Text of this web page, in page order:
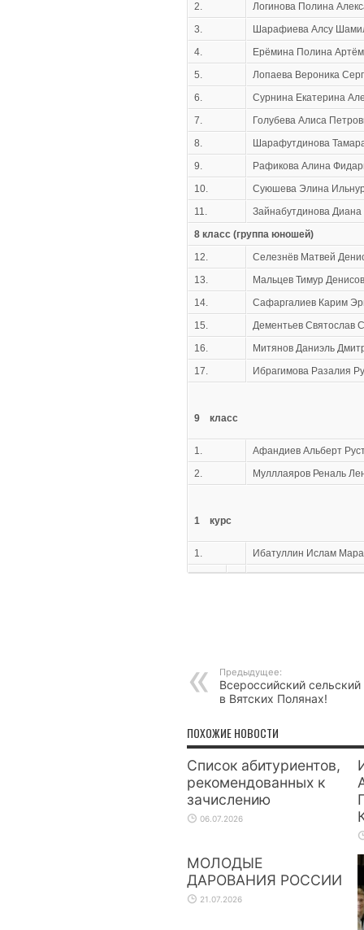
2.
Логинова Полина
3.
Шарафиева Алсу
4.
Ерёмина Полина
5.
Лопаева Вероника
6.
Сурнина Екатерина
7.
Голубева Алиса
8.
Шарафутдинова
9.
Рафикова Алина
10.
Суюшева Элина
11.
Зайнабутдинова Диана
8 класс (группа юношей)
12.
Селезнёв Матвей
13.
Мальцев Тимур
14.
Сафаргалиев Карим
15.
Дементьев Святослав
16.
Митянов Даниэль
17.
Ибрагимова Разалия
9 класс
1.
Афандиев Альберт
2.
Мулллаяров Реналь
1 курс
1. Ибатуллин Ислам
Предыдущее:
Всероссийский сельский
в Вятских Полянах!
ПОХОЖИЕ НОВОСТИ
Список абитуриентов,
рекомендованных к
зачислению
06.07.2026
МОЛОДЫЕ
ДАРОВАНИЯ РОССИИ
21.07.2026